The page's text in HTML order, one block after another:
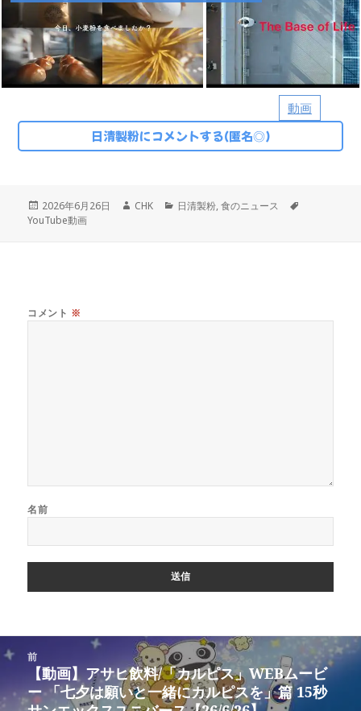
動画
日清製粉にコメントする(匿名◎)
投
稿
2026年6月26日
作
CHK
カ
日清製粉,食のニュース
YouTube動画
コメント ※
名前
投
稿
ビ
前
前
の
【動画】アサヒ飲料/「カルピス」WEBムービ
ー 「七夕は願いと一緒にカルピスを」篇 15秒